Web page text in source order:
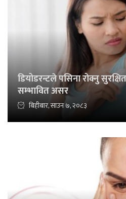
डियोडरन्टले पसिना रोक्नु
सम्भावित असर
बिहीबार, साउन ७, २०८३